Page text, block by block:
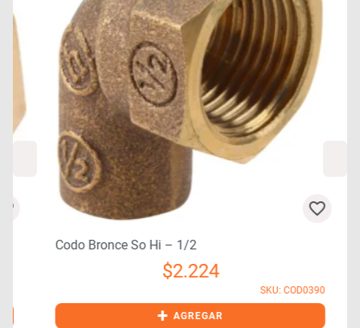
Codo Bronce So Hi – 1/2
2.224
SKU: COD0390
+ AGREGAR